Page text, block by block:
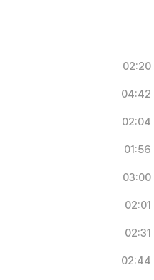
02:20
04:42
02:04
01:56
03:00
02:01
02:31
02:44